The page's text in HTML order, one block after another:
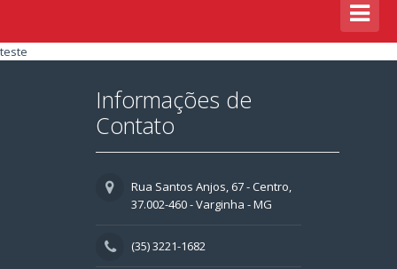
teste
Informações de
Contato
Rua Santos Anjos, 67 - Centro,
37.002-460 - Varginha - MG
(35) 3221-1682